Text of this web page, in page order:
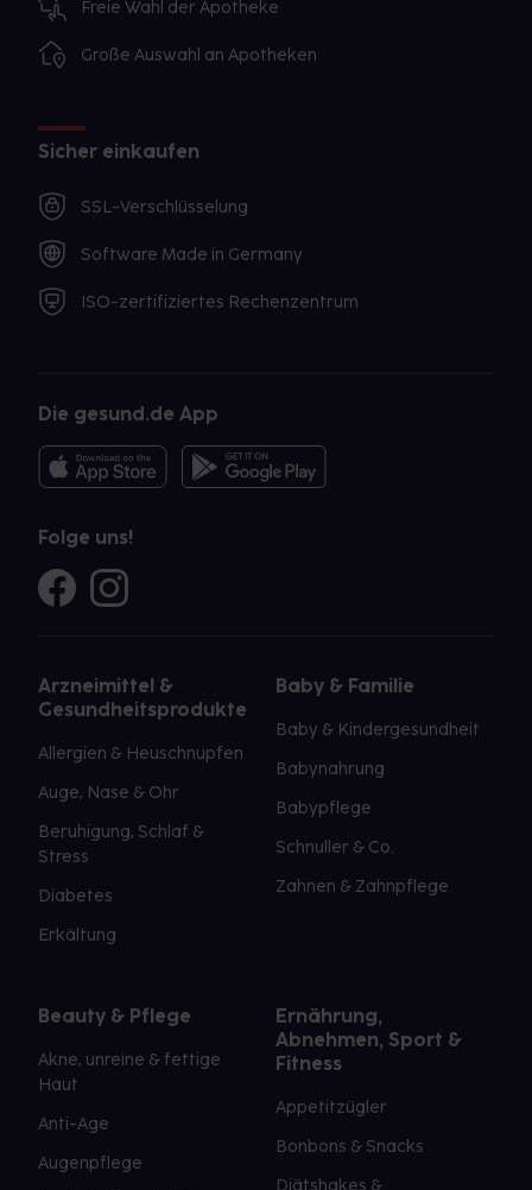
Freie Wahl der Apotheke
Große Auswahl an Apotheken
Sicher einkaufen
SSL-Verschlüsselung
Software Made in Germany
ISO-zertifiziertes Rechenzentrum
Die gesund.de App
Folge uns!
Arzneimittel &
Gesundheitsprodukte
Allergien & Heuschnupfen
Auge, Nase & Ohr
Beruhigung, Schlaf &
Stress
Diabetes
Erkältung
Baby & Familie
Baby & Kindergesundheit
Babynahrung
Babypflege
Schnuller & Co.
Zahnen & Zahnpflege
Beauty & Pflege
Akne, unreine & fettige
Haut
Anti-Age
Augenpflege
Ernährung,
Abnehmen, Sport &
Fitness
Appetitzügler
Bonbons & Snacks